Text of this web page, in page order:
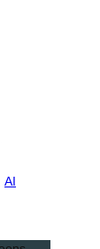
AI